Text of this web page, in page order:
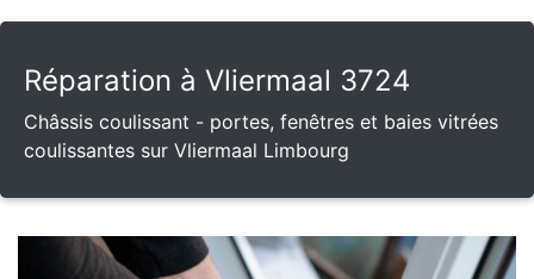
Réparation à Vliermaal 3724
Châssis coulissant - portes, fenêtres et baies vitrées
coulissantes sur Vliermaal Limbourg